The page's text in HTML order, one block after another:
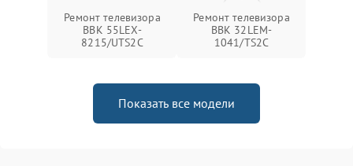
Ремонт телевизора
BBK 55LEX-
8215/UTS2C
Ремонт телевизора
BBK 32LEM-
1041/TS2C
Показать все модели